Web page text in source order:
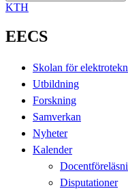
KTH
EECS
Skolan för
Utbildning
Forskning
Samverkan
Nyheter
Kalender
Disputationer